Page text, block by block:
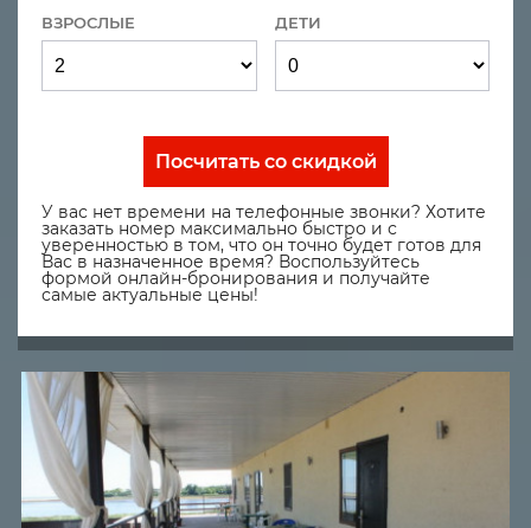
ВЗРОСЛЫЕ ДЕТИ
Посчитать со скидкой
У вас нет времени на телефонные звонки? Хотите
заказать номер максимально быстро и с
уверенностью в том, что он точно будет готов для
Вас в назначенное время? Воспользуйтесь
формой онлайн-бронирования и получайте
самые актуальные цены!